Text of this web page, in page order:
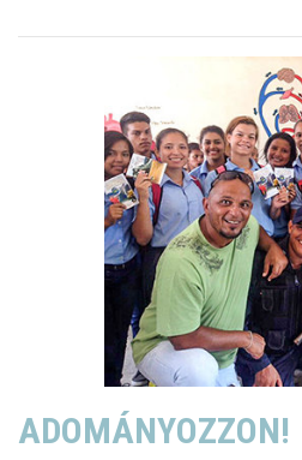
ADOMÁNYOZZON!